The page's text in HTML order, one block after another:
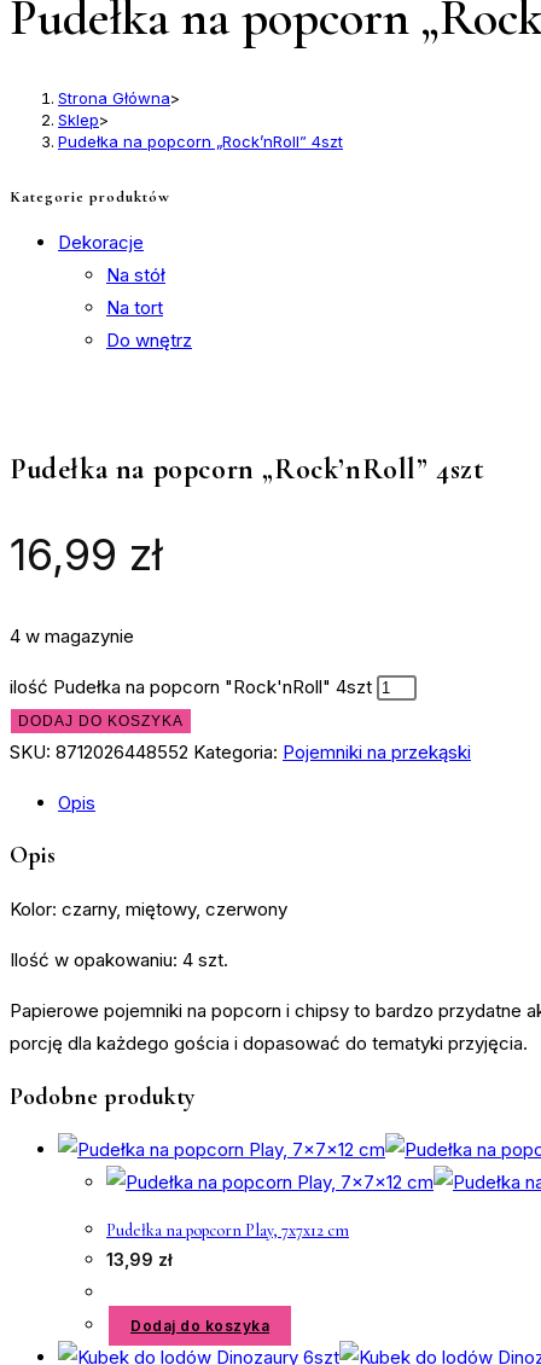
Pudełka na popcorn
Strona Główna>
Sklep>
Pudełka na popcorn „Rock’nRoll” 4szt
Pudełka na popcorn „Rock’nRoll” 4szt
16,99 zł
4 w magazynie
ilość Pudełka na popcorn "Rock'nRoll" 4szt
DODAJ DO KOSZYKA
SKU: 8712026448552 Kategoria: Pojemniki na przekąski
Opis
Opis
Kolor: czarny, miętowy, czerwony
Ilość w opakowaniu: 4 szt.
Papierowe pojemniki na popcorn i chipsy to bardzo przydatne
porcję dla każdego gościa i dopasować do tematyki przyjęcia.
Podobne produkty
Pudełka na popcorn Play, 7x7x12 cm
13,99 zł
Dodaj do koszyka
Kategorie produktów
Dekoracje
Na stół
Na tort
Do wnętrz